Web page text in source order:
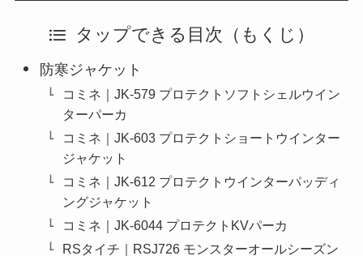
タップできる目次（もくじ）
防寒ジャケット
コミネ｜JK-579 プロテクトソフトシェルウイン
ターパーカ
コミネ｜JK-603 プロテクトショートウインター
ジャケット
コミネ｜JK-612 プロテクトウインターパッディ
ングジャケット
コミネ｜JK-6044 プロテクトKVパーカ
RSタイチ｜RSJ726 モンスターオールシーズン